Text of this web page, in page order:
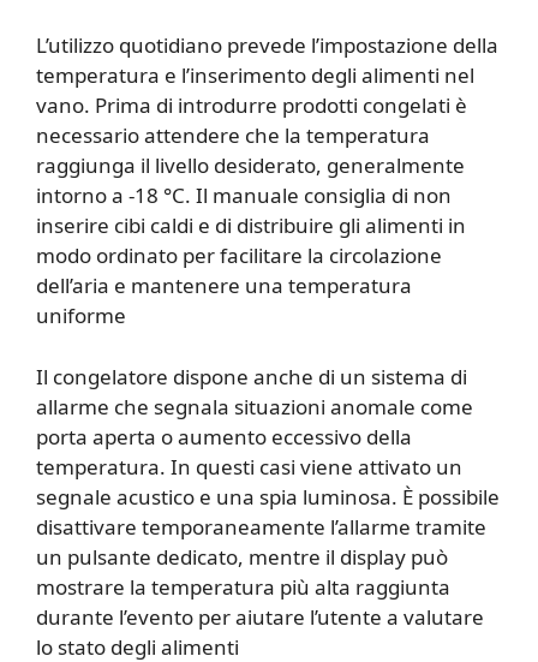
L’utilizzo quotidiano prevede l’impostazione della
temperatura e l’inserimento degli alimenti nel
vano. Prima di introdurre prodotti congelati è
necessario attendere che la temperatura
raggiunga il livello desiderato, generalmente
intorno a -18 °C. Il manuale consiglia di non
inserire cibi caldi e di distribuire gli alimenti in
modo ordinato per facilitare la circolazione
dell’aria e mantenere una temperatura
uniforme
Il congelatore dispone anche di un sistema di
allarme che segnala situazioni anomale come
porta aperta o aumento eccessivo della
temperatura. In questi casi viene attivato un
segnale acustico e una spia luminosa. È possibile
disattivare temporaneamente l’allarme tramite
un pulsante dedicato, mentre il display può
mostrare la temperatura più alta raggiunta
durante l’evento per aiutare l’utente a valutare
lo stato degli alimenti